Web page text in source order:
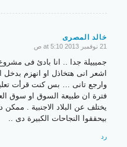
خالد المصرى
says:
21 نوفمبر 2013 at 5:10 ص
جميييلة جدا .. انا بادئ فى
اشعر انى هتخاذل او انهزم
وارجع تانى … بس كنت قرأت
فترة ان طبيعة السوق او سوق
يختلف عن البلاد الاجنبية . ممكن
بيحققوا النجاحات الكبيرة دى ..
رد